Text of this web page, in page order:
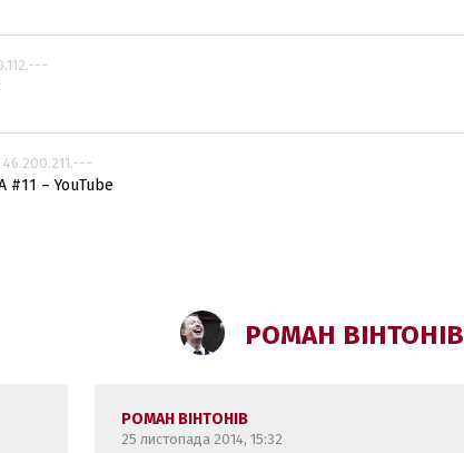
46.200.211.---
– YouTube
РОМАН ВІНТОНІВ
РОМАН ВІНТОНІВ
25 листопада 2014, 15:32